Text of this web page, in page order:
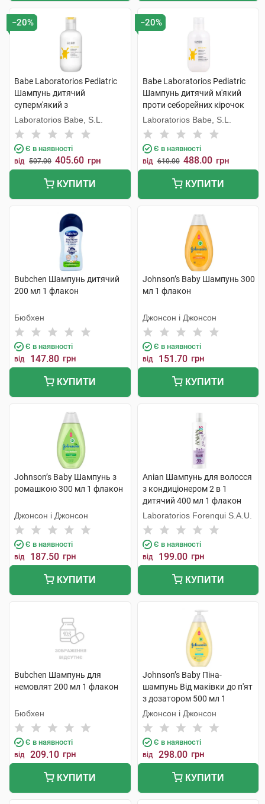
−20%
Babe Laboratorios Pediatric
Шампунь дитячий
суперм'який з
кондиціонером 200 мл 1
флакон
Laboratorios Babe, S.L.
Є в наявності
від 507.00 405.60 грн
КУПИТИ
−20%
Babe Laboratorios Pediatric
Шампунь дитячий м'який
проти себорейних кірочок
200 мл 1 флакон
Laboratorios Babe, S.L.
Є в наявності
від 610.00 488.00 грн
КУПИТИ
Bubchen Шампунь дитячий
200 мл 1 флакон
Бюбхен
Є в наявності
від 147.80 грн
КУПИТИ
Johnson’s Baby Шампунь 300
мл 1 флакон
Джонсон і Джонсон
Є в наявності
від 151.70 грн
КУПИТИ
Johnson’s Baby Шампунь з
ромашкою 300 мл 1 флакон
Джонсон і Джонсон
Є в наявності
від 187.50 грн
КУПИТИ
Anian Шампунь для волосся
з кондиціонером 2 в 1
дитячий 400 мл 1 флакон
Laboratorios Forenqui S.A.U.
Є в наявності
від 199.00 грн
КУПИТИ
Bubchen Шампунь для
немовлят 200 мл 1 флакон
Бюбхен
Є в наявності
від 209.10 грн
КУПИТИ
Johnson’s Baby Піна-
шампунь Від маківки до п'ят
з дозатором 500 мл 1
флакон
Джонсон і Джонсон
Є в наявності
від 298.00 грн
КУПИТИ